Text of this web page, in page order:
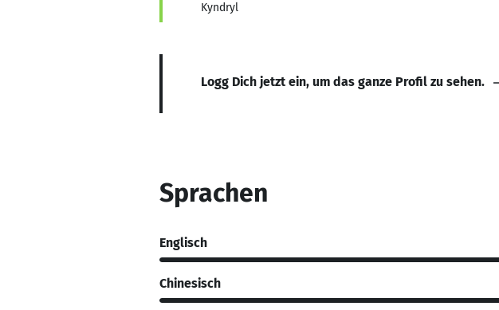
Kyndryl
Logg Dich jetzt ein, um das ganze Profil zu sehen.
Sprachen
Englisch
Chinesisch